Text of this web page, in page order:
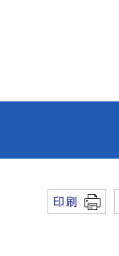
印刷